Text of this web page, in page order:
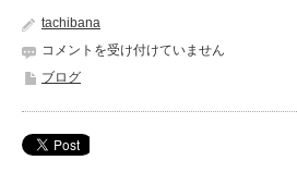
tachibana
寒
さ
身
に
し
コメントを受け付けていません
ブログ